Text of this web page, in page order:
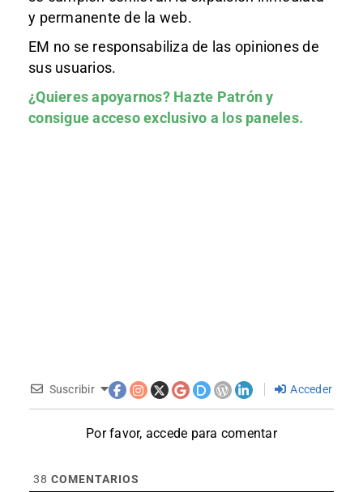
y permanente de la web.
EM no se responsabiliza de las opiniones de
sus usuarios.
¿Quieres apoyarnos? Hazte Patróny
consigue acceso exclusivo a los paneles.
Suscribir Acceder
Por favor, accede para comentar
38 COMENTARIOS